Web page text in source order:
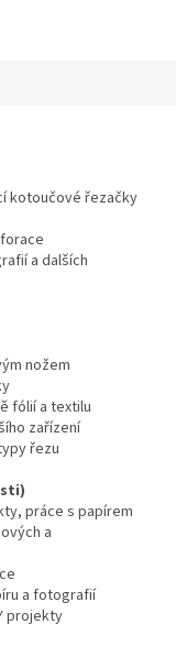
kotoučové řezačky
a dalších
nožem
fólií a textilu
zařízení
řezu
práce s papírem
a
a fotografií
projekty